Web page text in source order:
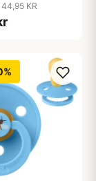
44,95 KR